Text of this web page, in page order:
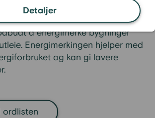
Detaljer
gjør det enklere for forbrukere å
produkter og bygninger. I
å energimerke bygninger
Energimerkingen hjelper med
og kan gi lavere
ordlisten